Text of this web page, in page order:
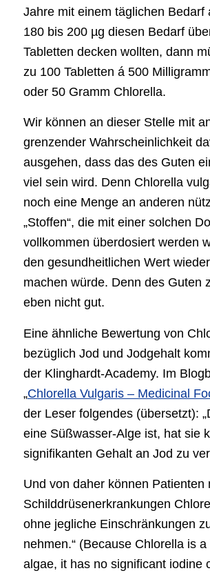
Jahre mit einem täglichen Bedarf
180 bis 200 µg diesen Bedarf
Tabletten decken wollten, dann
zu 100 Tabletten á 500
oder 50 Gramm Chlorella.
Wir können an dieser Stelle mit
grenzender Wahrscheinlichkeit
ausgehen, dass das des Guten
viel sein wird. Denn Chlorella
noch eine Menge an anderen
„Stoffen“, die mit einer solchen
vollkommen überdosiert werden
den gesundheitlichen Wert
machen würde. Denn des Guten
eben nicht gut.
Eine ähnliche Bewertung von
bezüglich Jod und Jodgehalt
der Klinghardt-Academy. Im
„Chlorella Vulgaris – Medicinal
der Leser folgendes (übersetzt):
eine Süßwasser-Alge ist, hat sie
signifikanten Gehalt an Jod zu
Und von daher können Patienten
Schilddrüsenerkrankungen
ohne jegliche Einschränkungen
nehmen.“ (Because Chlorella is
algae, it has no significant iodine